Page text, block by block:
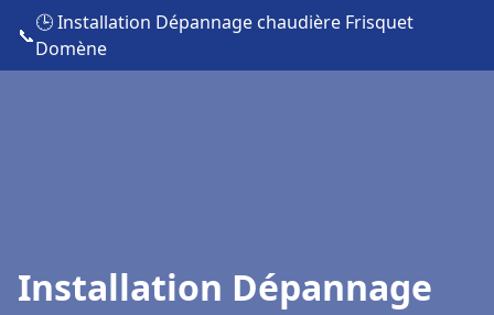
📞
🕒 Installation Dépannage chaudière Frisquet
Domène
Installation Dépannage